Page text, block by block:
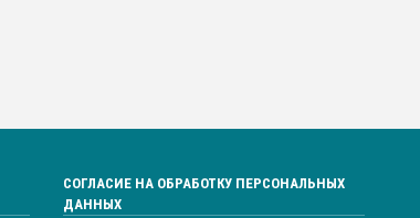
СОГЛАСИЕ НА ОБРАБОТКУ ПЕРСОНАЛЬНЫХ
ДАННЫХ